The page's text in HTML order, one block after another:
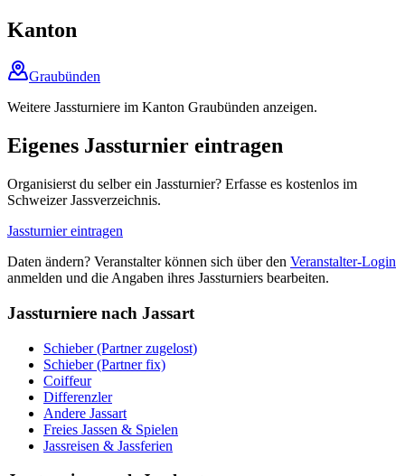
Kanton
Graubünden
Weitere Jassturniere im Kanton Graubünden anzeigen.
Eigenes Jassturnier eintragen
Organisierst du selber ein Jassturnier? Erfasse es kostenlos im
Schweizer Jassverzeichnis.
Jassturnier eintragen
Daten ändern? Veranstalter können sich über den Veranstalter-Login
anmelden und die Angaben ihres Jassturniers bearbeiten.
Jassturniere nach Jassart
Schieber (Partner zugelost)
Schieber (Partner fix)
Coiffeur
Differenzler
Andere Jassart
Freies Jassen & Spielen
Jassreisen & Jassferien